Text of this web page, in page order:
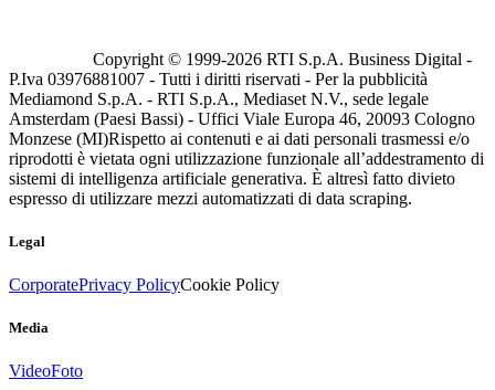
Copyright © 1999-2026 RTI S.p.A. Business Digital -
P.Iva 03976881007 - Tutti i diritti riservati - Per la pubblicità
Mediamond S.p.A. - RTI S.p.A., Mediaset N.V., sede legale
Amsterdam (Paesi Bassi) - Uffici Viale Europa 46, 20093 Cologno
Monzese (MI)Rispetto ai contenuti e ai dati personali trasmessi e/o
riprodotti è vietata ogni utilizzazione funzionale all’addestramento di
sistemi di intelligenza artificiale generativa. È altresì fatto divieto
espresso di utilizzare mezzi automatizzati di data scraping.
Legal
CorporatePrivacy PolicyCookie Policy
Media
VideoFoto